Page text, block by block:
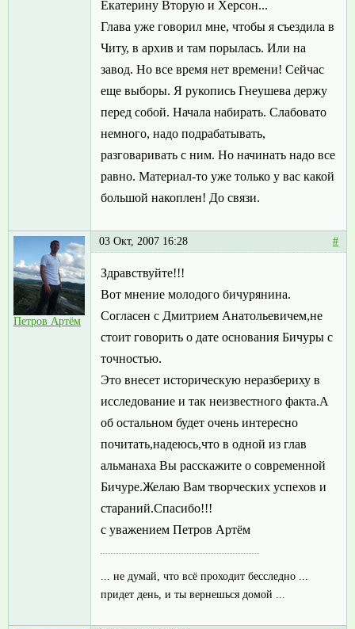
Екатерину Вторую и Херсон...
Глава уже говорил мне, чтобы я съездила в
Читу, в архив и там порылась. Или на
завод. Но все время нет времени! Сейчас
еще выборы. Я рукопись Гнеушева держу
перед собой. Начала набирать. Слабовато
немного, надо подрабатывать,
разговаривать с ним. Но начинать надо все
равно. Материал-то уже только у вас какой
большой накоплен! До связи.
Петров Артём
03 Окт, 2007 16:28 #
Здравствуйте!!!
Вот мнение молодого бичурянина.
Согласен с Дмитрием Анатольевичем,не
стоит говорить о дате основания Бичуры с
точностью.
Это внесет историческую неразбериху в
исследование и так неизвестного факта.А
об остальном будет очень интересно
почитать,надеюсь,что в одной из глав
альманаха Вы расскажите о современной
Бичуре.Желаю Вам творческих успехов и
стараний.Спасибо!!!
с уважением Петров Артём
... не думай, что всё проходит бесследно ...
придет день, и ты вернешься домой ...